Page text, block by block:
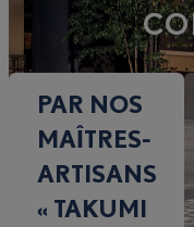
PAR NOS
MAÎTRES-
ARTISANS
« TAKUMI